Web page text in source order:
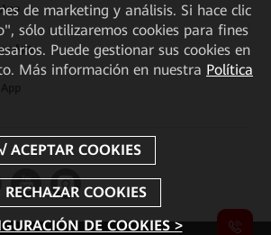
App
de marketing y análisis. Si hace clic
sólo utilizaremos cookies para fines
Puede gestionar sus cookies en
Más información en nuestra Política
DE COOKIES >